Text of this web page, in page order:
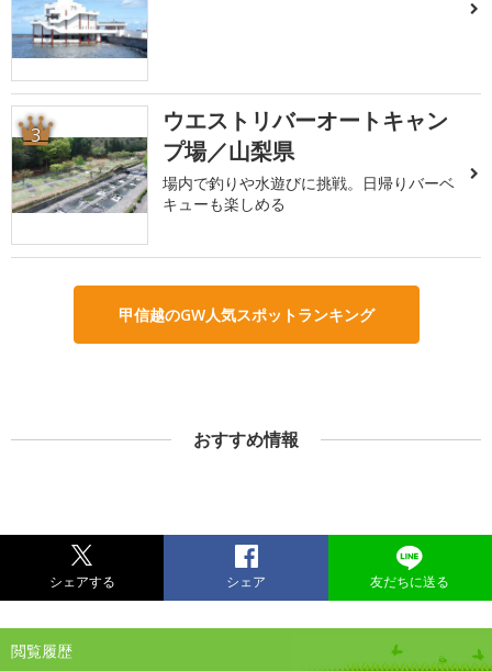
3
ウエストリバーオートキャン
プ場／山梨県
場内で釣りや水遊びに挑戦。日帰りバーベ
キューも楽しめる
甲信越のGW人気スポットランキング
おすすめ情報
シェアする シェア 友だちに送る
閲覧履歴